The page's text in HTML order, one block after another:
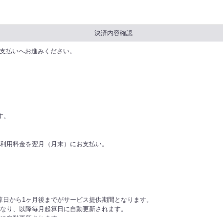
決済内容確認
払いへお進みください。
用料金を翌月（月末）にお支払い。
から1ヶ月後までがサービス提供期間となります。
、以降毎月起算日に自動更新されます。